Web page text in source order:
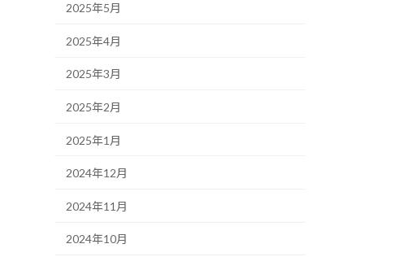
2025年5月
2025年4月
2025年3月
2025年2月
2025年1月
2024年12月
2024年11月
2024年10月